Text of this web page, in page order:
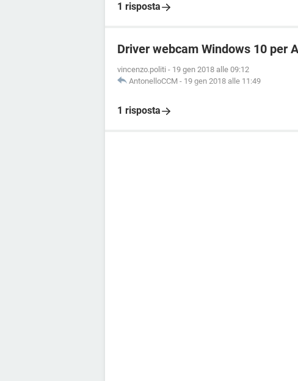
1 risposta
Driver webcam Windows 10 per
vincenzo.politi - 19 gen 2018 alle 09:12
AntonelloCCM - 19 gen 2018 alle 11:49
1 risposta